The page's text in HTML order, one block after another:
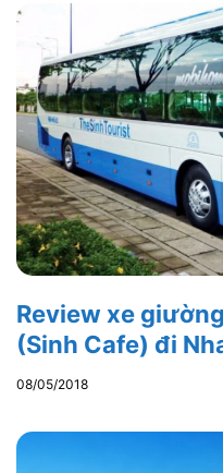
Review xe
(Sinh Cafe) đi
08/05/2018